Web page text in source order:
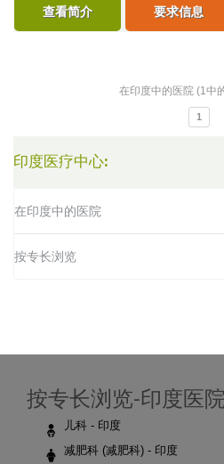
查看简介 要求信息
在印度中的医院 (1中
1
印度医疗中心:
在印度中的医院
按专长浏览
按专长浏览-印度医
儿科 - 印度
减肥科 (减肥科) - 印度